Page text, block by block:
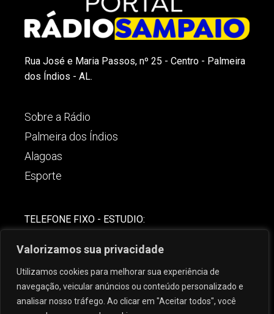
Valorizamos sua privacidade
Utilizamos cookies para melhorar sua experiência de
navegação, veicular anúncios ou conteúdo personalizado e
analisar nosso tráfego. Ao clicar em "Aceitar todos", você
Rua José e Maria Passos, nº 25 - Centro - Palmeira
dos Índios - AL.
Sobre a Rádio
Palmeira dos Índios
Alagoas
Esporte
TELEFONE FIXO - ESTUDIO:
(82) 99621-8806